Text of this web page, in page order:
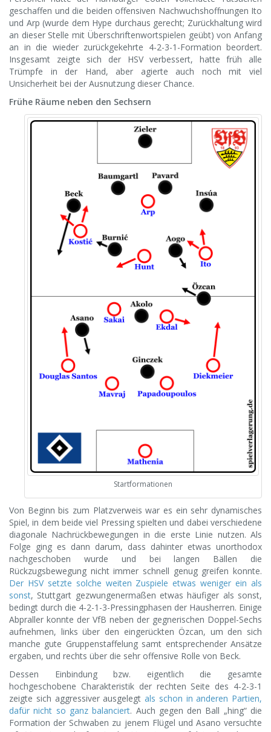
geschaffen und die beiden offensiven Nachwuchshoffnungen Ito
und Arp (wurde dem Hype durchaus gerecht; Zurückhaltung wird
an dieser Stelle mit Überschriftenwortspielen geübt) von Anfang
an in die wieder zurückgekehrte 4-2-3-1-Formation beordert.
Insgesamt zeigte sich der HSV verbessert, hatte früh alle
Trümpfe in der Hand, aber agierte auch noch mit viel
Unsicherheit bei der Ausnutzung dieser Chance.
Frühe Räume neben den Sechsern
Startformationen
Von Beginn bis zum Platzverweis war es ein sehr dynamisches
Spiel, in dem beide viel Pressing spielten und dabei verschiedene
diagonale Nachrückbewegungen in die erste Linie nutzen. Als
Folge ging es dann darum, dass dahinter etwas unorthodox
nachgeschoben wurde und bei langen Bällen die
Rückzugsbewegung nicht immer schnell genug greifen konnte.
Der HSV setzte solche weiten Zuspiele etwas weniger ein als
sonst, Stuttgart gezwungenermaßen etwas häufiger als sonst,
bedingt durch die 4-2-1-3-Pressingphasen der Hausherren. Einige
Abpraller konnte der VfB neben der gegnerischen Doppel-Sechs
aufnehmen, links über den eingerückten Özcan, um den sich
manche gute Gruppenstaffelung samt entsprechender Ansätze
ergaben, und rechts über die sehr offensive Rolle von Beck.
Dessen Einbindung bzw. eigentlich die gesamte
hochgeschobene Charakteristik der rechten Seite des 4-2-3-1
zeigte sich aggressiver ausgelegt als schon in anderen Partien,
dafür nicht so ganz balanciert. Auch gegen den Ball „hing“ die
Formation der Schwaben zu jenem Flügel und Asano versuchte